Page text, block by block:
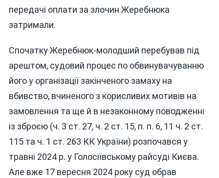
передачі оплати за злочин Жеребнюка
затримали.
Спочатку Жеребнюк-молодший перебував під
арештом, судовий процес по обвинувачуванню
його у організації закінченого замаху на
вбивство, вчиненого з корисливих мотивів на
замовлення та ще й в незаконному поводженні
із зброєю (ч. 3 ст. 27, ч. 2 ст. 15, п. п. 6, 11 ч. 2 ст.
115 та ч. 1 ст. 263 КК України) розпочався у
травні 2024 р. у Голосіївському райсуді Києва.
Але вже 17 вересня 2024 року суд обрав